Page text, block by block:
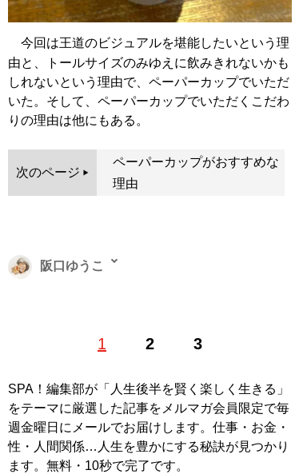
今回は王道のビジュアルを堪能したいという理
由と、トールサイズのみゆえに飲みきれないかも
しれないという理由で、ペーパーカップでいただ
いた。そして、ペーパーカップでいただくこだわ
りの理由は他にもある。
次のページ
ペーパーカップがおすすめな
理由
1 2 3
阪口ゆうこ
HOME by REFRESHERS
ルのススメ』などがある。好きなものはビール、宴会、
発信すること。嫌いなものは戦争、口内炎、マラソン。
Instagram: @sakaguchiyuko___
記事一覧へ
SPA！編集部が「人生後半を賢く楽しく生きる」
をテーマに厳選した記事をメルマガ会員限定で毎
週金曜日にメールでお届けします。仕事・お金・
性・人間関係…人生を豊かにする秘訣が見つかり
ます。無料・10秒で完了です。